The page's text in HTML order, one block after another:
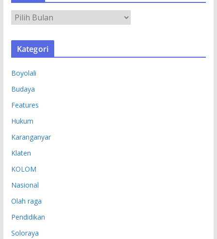
R
S
Kategori
Boyolali
Budaya
Features
Hukum
Karanganyar
Klaten
KOLOM
Nasional
Olah raga
Pendidikan
Soloraya